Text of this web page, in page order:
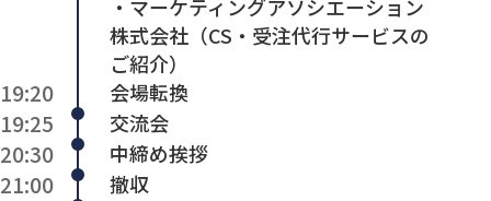
・マーケティングアソシエーション
株式会社（CS・受注代行サービスの
ご紹介）
19:20 会場転換
19:25 交流会
20:30 中締め挨拶
21:00 撤収